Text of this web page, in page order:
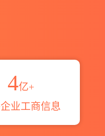
4亿+
业工商信息